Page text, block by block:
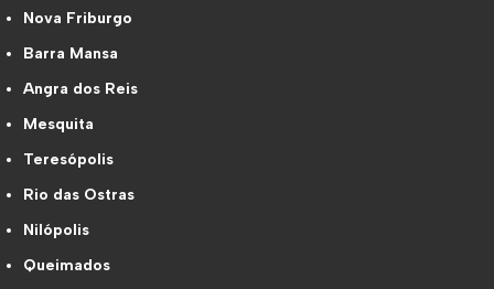
Nova Friburgo
Barra Mansa
Angra dos Reis
Mesquita
Teresópolis
Rio das Ostras
Nilópolis
Queimados